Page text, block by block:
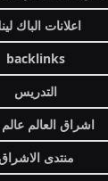
اعلانات الباك
backlinks
التدريس
اشراق العالم عالم
منتدى